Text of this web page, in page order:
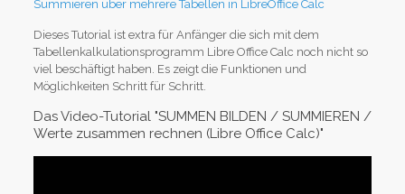
Summieren über mehrere Tabellen in LibreOffice Calc
Dieses Tutorial ist extra für Anfänger die sich mit dem
Tabellenkalkulationsprogramm Libre Office Calc noch nicht so
viel beschäftigt haben. Es zeigt die Funktionen und
Möglichkeiten Schritt für Schritt.
Das Video-Tutorial "SUMMEN BILDEN / SUMMIEREN /
Werte zusammen rechnen (Libre Office Calc)"